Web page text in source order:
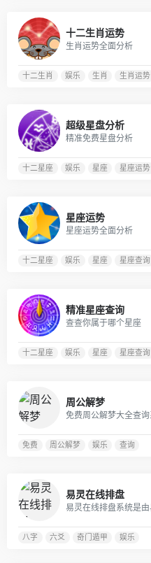
十二生肖运势
生肖运势全面分析
十二生肖 娱乐 生肖 生肖运势
超级星盘分析
精准免费星盘分析
十二星座 娱乐 星座 星座运势
星座运势
星座运势全面分析
十二星座 娱乐 星座 星座查询
精准星座查询
查查你属于哪个星座
十二星座 娱乐 星座 星座查询
周公解梦
免费 周公解梦 娱乐 查询
易灵在线排盘
八字 六爻 奇门遁甲 娱乐